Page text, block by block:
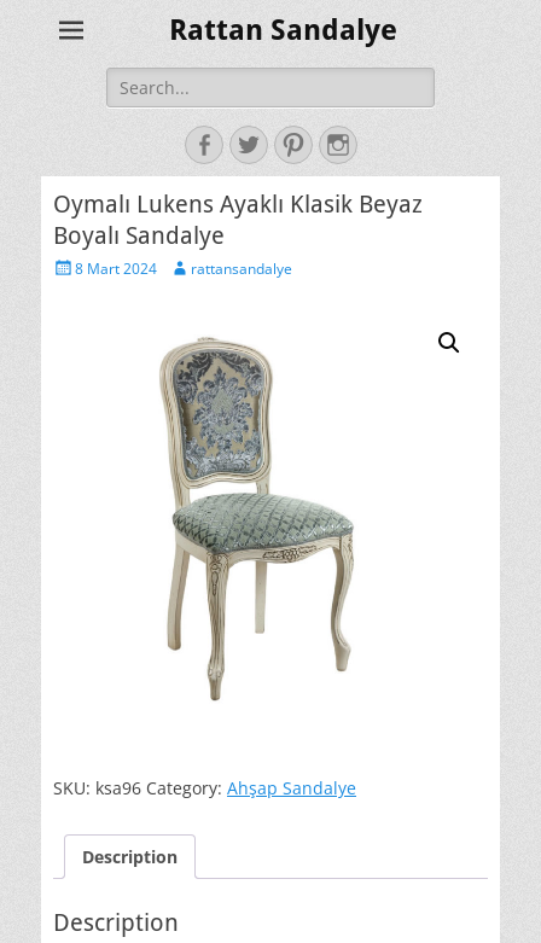
Rattan Sandalye
Search
for:
Facebook
TwitterPinterestInstagram
Oymalı Lukens Ayaklı Klasik Beyaz
Boyalı Sandalye
Posted8 Mart 2024 Authorrattansandalye
SKU: ksa96 Category: Ahşap Sandalye
Description
Description